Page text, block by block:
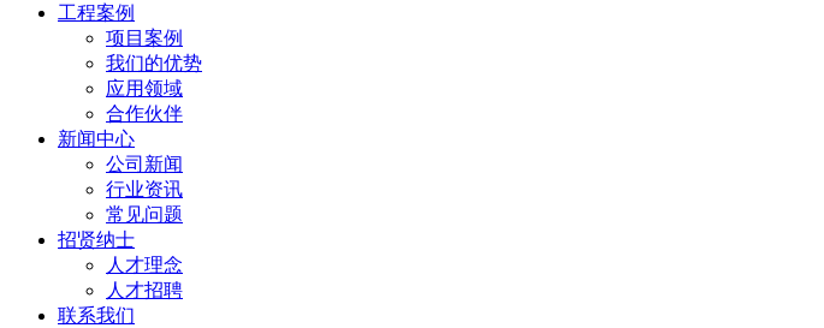
工程案例
项目案例
我们的优势
应用领域
合作伙伴
新闻中心
公司新闻
行业资讯
常见问题
招贤纳士
人才理念
人才招聘
联系我们